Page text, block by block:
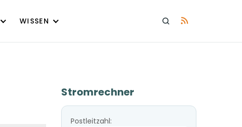
WISSEN
Stromrechner
Postleitzahl: